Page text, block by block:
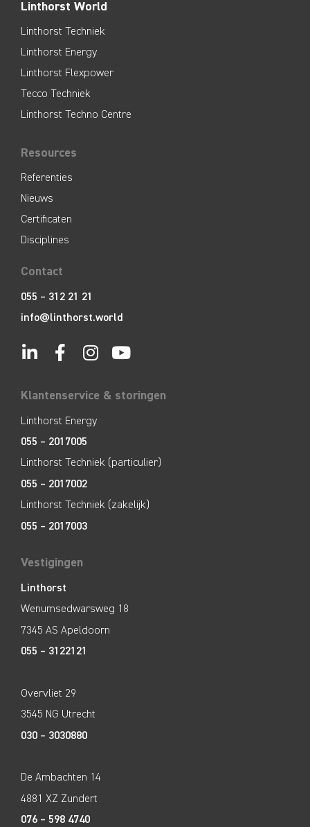
Linthorst World
Linthorst Techniek
Linthorst Energy
Linthorst Flexpower
Tecco Techniek
Linthorst Techno Centre
Resources
Referenties
Nieuws
Certificaten
Disciplines
Contact
055 – 312 21 21
info@linthorst.world
Klantenservice & storingen
Linthorst Energy
055 – 2017005
Linthorst Techniek (particulier)
055 – 2017002
Linthorst Techniek (zakelijk)
055 – 2017003
Vestigingen
Linthorst
Wenumsedwarsweg 18
7345 AS Apeldoorn
055 – 3122121
Overvliet 29
3545 NG Utrecht
030 – 3030880
De Ambachten 14
4881 XZ Zundert
076 – 598 4740